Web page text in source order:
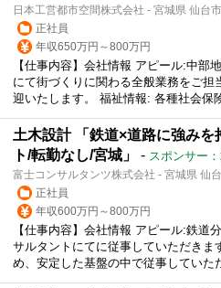
日本工営都市空間株式会社 - 宮城県 仙台
正社員
年収650万円～800万円
【仕事内容】会社情報 アピール:中部
にて街づくりに関わる全般業務をご担
迎いたします。 福祉情報: 各種社会保
土木設計 「鉄道×道路に強みを
ト/転勤なし/宮城」
- スポンサー
富士コンサルタンツ株式会社 - 宮城県 仙
正社員
年収600万円～800万円
【仕事内容】会社情報 アピール:鉄道
サルタントにてに従事していただきま
め、安定した基盤の中で従事していた